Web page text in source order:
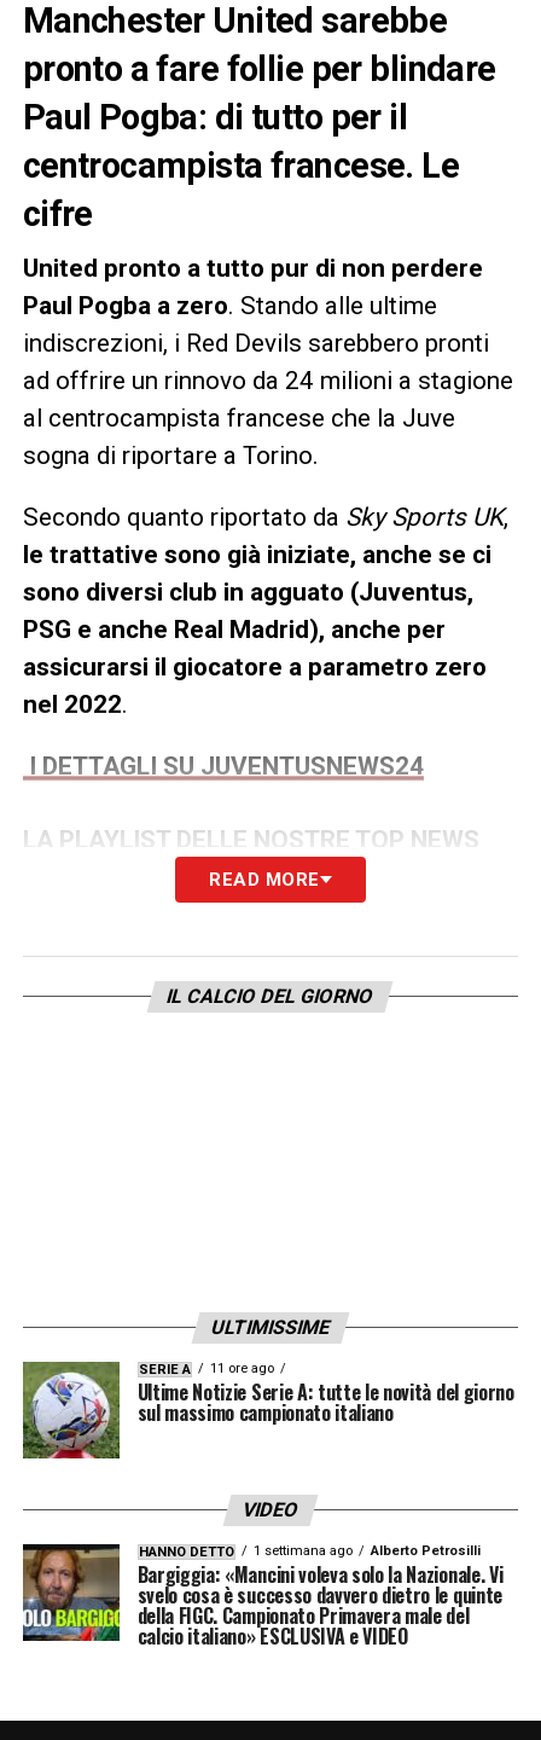
Manchester United sarebbe
pronto a fare follie per blindare
Paul Pogba: di tutto per il
centrocampista francese. Le
cifre
United pronto a tutto pur di non perdere
Paul Pogba a zero. Stando alle ultime
indiscrezioni, i Red Devils sarebbero pronti
ad offrire un rinnovo da 24 milioni a stagione
al centrocampista francese che la Juve
sogna di riportare a Torino.
Secondo quanto riportato da Sky Sports UK,
le trattative sono già iniziate, anche se ci
sono diversi club in agguato (Juventus,
PSG e anche Real Madrid), anche per
assicurarsi il giocatore a parametro zero
nel 2022.
I DETTAGLI SU JUVENTUSNEWS24
LA PLAYLIST DELLE NOSTRE TOP NEWS
READ MORE
IL CALCIO DEL GIORNO
ULTIMISSIME
SERIE A 11 ore ago
Ultime Notizie Serie A: tutte le novità del giorno
sul massimo campionato italiano
VIDEO
HANNO DETTO 1 settimana ago Alberto Petrosilli
Bargiggia: «Mancini voleva solo la Nazionale. Vi
svelo cosa è successo davvero dietro le quinte
della FIGC. Campionato Primavera male del
calcio italiano» ESCLUSIVA e VIDEO